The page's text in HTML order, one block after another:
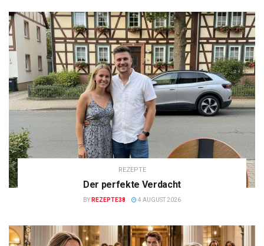
REZEPTE
Der perfekte Verdacht
BY REZEPTE38 4 AUGUST 2026